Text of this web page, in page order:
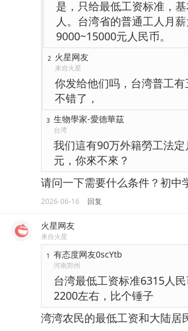
是，只给最低工资标准，
人。台湾省的普通工人月
9000~15000元人民币。
2 火星网友
来自火星
你发给他们吗，台湾普工
不错了，
3 生物學家-愛德華茲
台湾
我们這有90万外籍勞工法
元，你來不來？
请问一下需要什么条件？初中
2026-06-16 回复
火星网友
来自火星
1 有态度网友0scYtb
河南郑州
台湾最低工资标准6315人
2200左右，比个锤子
湾湾农民的最低工资和大陆居